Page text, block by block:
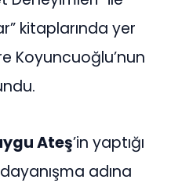
kitaplarında yer
Koyuncuoğlu’nun
Ateş’in yaptığı
adına